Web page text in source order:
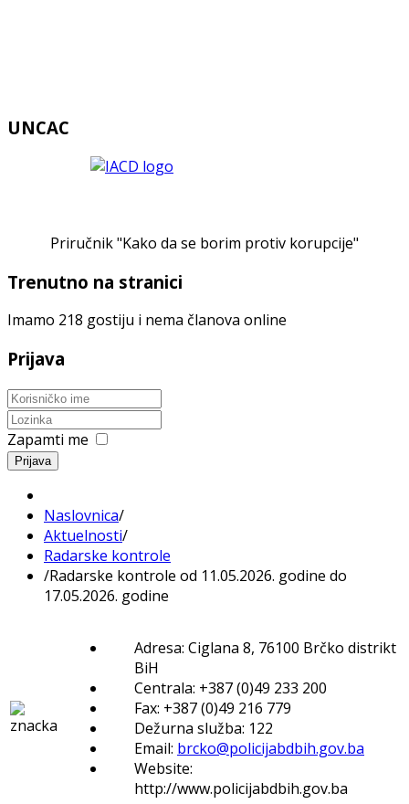
UNCAC
Priručnik "Kako da se borim protiv korupcije"
Trenutno na stranici
Imamo 218 gostiju i nema članova online
Prijava
Zapamti me
Prijava
Naslovnica/
Aktuelnosti/
Radarske kontrole
/Radarske kontrole od 11.05.2026. godine do
17.05.2026. godine
Adresa: Ciglana 8, 76100 Brčko distrikt
BiH
Centrala: +387 (0)49 233 200
Fax: +387 (0)49 216 779
Dežurna služba: 122
Email: brcko@policijabdbih.gov.ba
Website:
http://www.policijabdbih.gov.ba